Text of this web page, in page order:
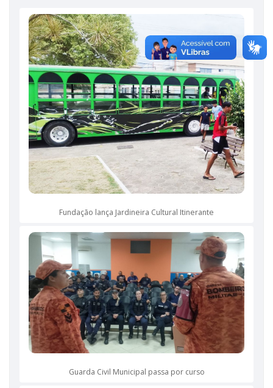
Fundação lança Jardineira Cultural Itinerante
Guarda Civil Municipal passa por curso